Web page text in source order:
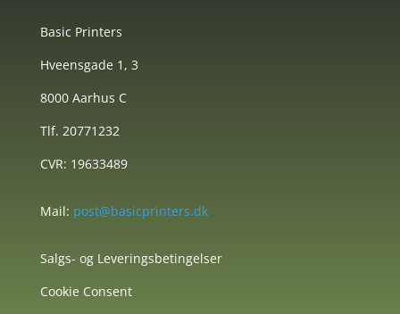
Basic Printers
Hveensgade 1, 3
8000 Aarhus C
Tlf. 20771232
CVR: 19633489
Mail: post@basicprinters.dk
Salgs- og Leveringsbetingelser
Cookie Consent